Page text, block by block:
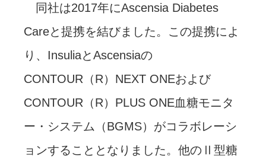
同社は2017年にAscensia Diabetes
Careと提携を結びました。この提携によ
り、InsuliaとAscensiaの
CONTOUR（R）NEXT ONEおよび
CONTOUR（R）PLUS ONE血糖モニタ
ー・システム（BGMS）がコラボレーシ
ョンすることとなりました。他のⅡ型糖